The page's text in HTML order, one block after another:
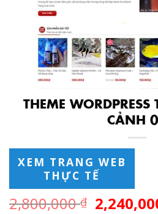
THEME
CẢNH
XEM TRANG WEB
THỰC TẾ
2,800,000₫